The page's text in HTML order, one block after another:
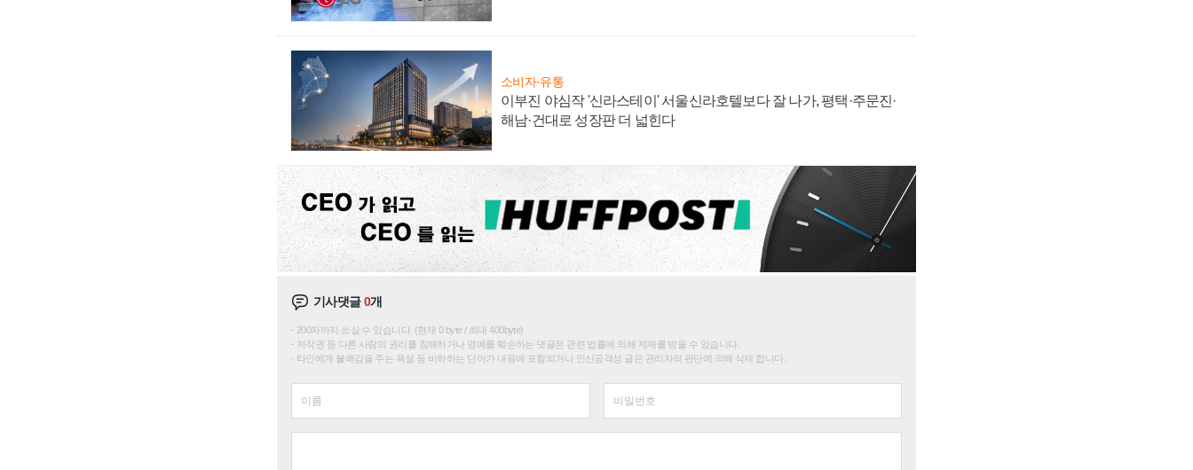
소비자·유통
이부진 야심작 '신라스테이' 서울신라호텔보다 잘 나가, 평택·주문진·
해남·건대로 성장판 더 넓힌다
기사댓글0개
200자까지 쓰실 수 있습니다. (현재 0 byte / 최대 400byte)
저작권 등 다른 사람의 권리를 침해하거나 명예를 훼손하는 댓글은 관련 법률에 의해 제재를 받을 수 있습니다.
타인에게 불쾌감을 주는 욕설 등 비하하는 단어가 내용에 포함되거나 인신공격성 글은 관리자의 판단에 의해 삭제 합니다.